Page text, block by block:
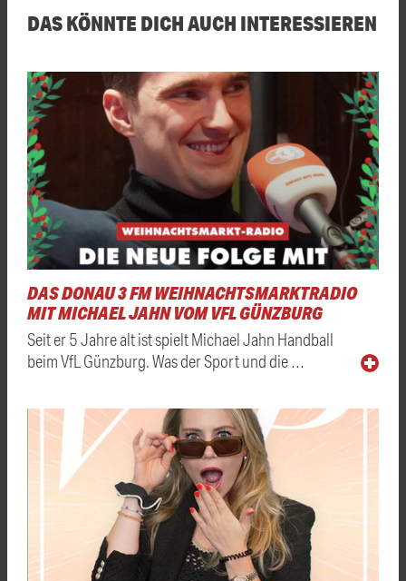
DAS KÖNNTE DICH AUCH INTERESSIEREN
DAS DONAU 3 FM WEIHNACHTSMARKTRADIO
MIT MICHAEL JAHN VOM VFL GÜNZBURG
Seit er 5 Jahre alt ist spielt Michael Jahn Handball
beim VfL Günzburg. Was der Sport und die …